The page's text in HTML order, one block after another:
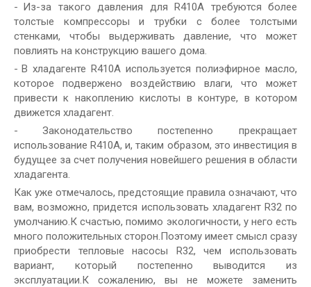
- Из-за такого давления для R410A требуются более
толстые компрессоры и трубки с более толстыми
стенками, чтобы выдерживать давление, что может
повлиять на конструкцию вашего дома.
- В хладагенте R410A используется полиэфирное масло,
которое подвержено воздействию влаги, что может
привести к накоплению кислоты в контуре, в котором
движется хладагент.
-
Законодательство постепенно прекращает
использование R410A, и, таким образом, это инвестиция в
будущее за счет получения новейшего решения в области
хладагента.
Как уже отмечалось, предстоящие правила означают, что
вам, возможно, придется использовать хладагент R32 по
умолчанию.К счастью, помимо экологичности, у него есть
много положительных сторон.Поэтому имеет смысл сразу
приобрести тепловые насосы R32, чем использовать
вариант, который постепенно выводится из
эксплуатации.К сожалению, вы не можете заменить